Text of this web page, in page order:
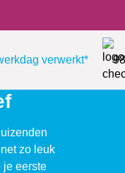
verwerkt*
zo leuk
je eerste